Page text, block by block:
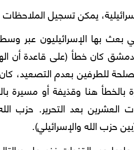
يمكن تسجيل الملاحظات
بعث بها الإسرائيليون عبر
كان خطأ (على قاعدة أن
للطرفين بعدم التصعيد،
هنا وقذيفة أو مسيرة
العشرين بعد التحرير.
حزب الله والإسرائيلي).